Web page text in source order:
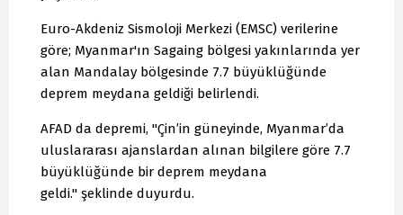
Euro-Akdeniz Sismoloji Merkezi (EMSC) verilerine
göre; Myanmar'ın Sagaing bölgesi yakınlarında yer
alan Mandalay bölgesinde 7.7 büyüklüğünde
deprem meydana geldiği belirlendi.
AFAD da depremi, "Çin’in güneyinde, Myanmar’da
uluslararası ajanslardan alınan bilgilere göre 7.7
büyüklüğünde bir deprem meydana
geldi." şeklinde duyurdu.